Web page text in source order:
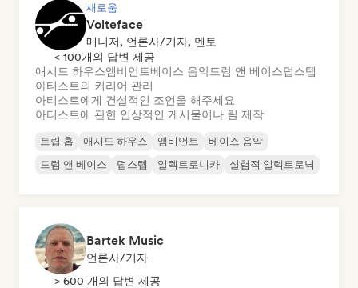
새로움
Volteface
매니저, 언론사/기자, 멘토
< 100개의 답변 제공
애시드 하우스앰비언트베이스 음악드럼 앤 베이스덥스텝
아티스트의 커리어 관리
아티스트에게 건설적인 조언을 해주세요
아티스트에 관한 인상적인 게시물이나 릴 제작
트립 홉 애시드 하우스 앰비언트
베이스 음악
드럼 앤 베이스
덥스텝 일렉트로니카 실험적 일렉트로닉
Bartek Music
언론사/기자
> 600 개의 답변 제공